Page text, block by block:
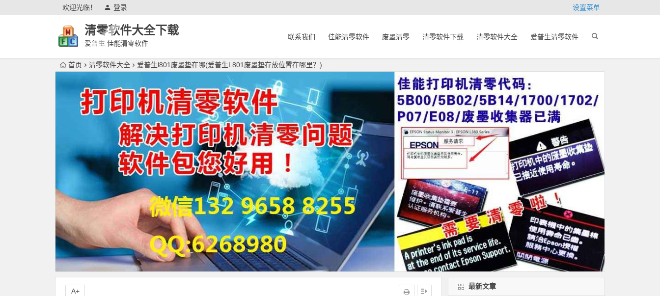
欢迎光临！ 登录 设置菜单
清零软件大全下载
爱普生 佳能清零软件
联系我们 佳能清零软件 废墨清零 清零软件下载 清零软件大全 爱普生清零软件
首页 清零软件大全 爱普生l801废墨垫在哪(爱普生L801废墨垫存放位置在哪里？)
A+
最新文章